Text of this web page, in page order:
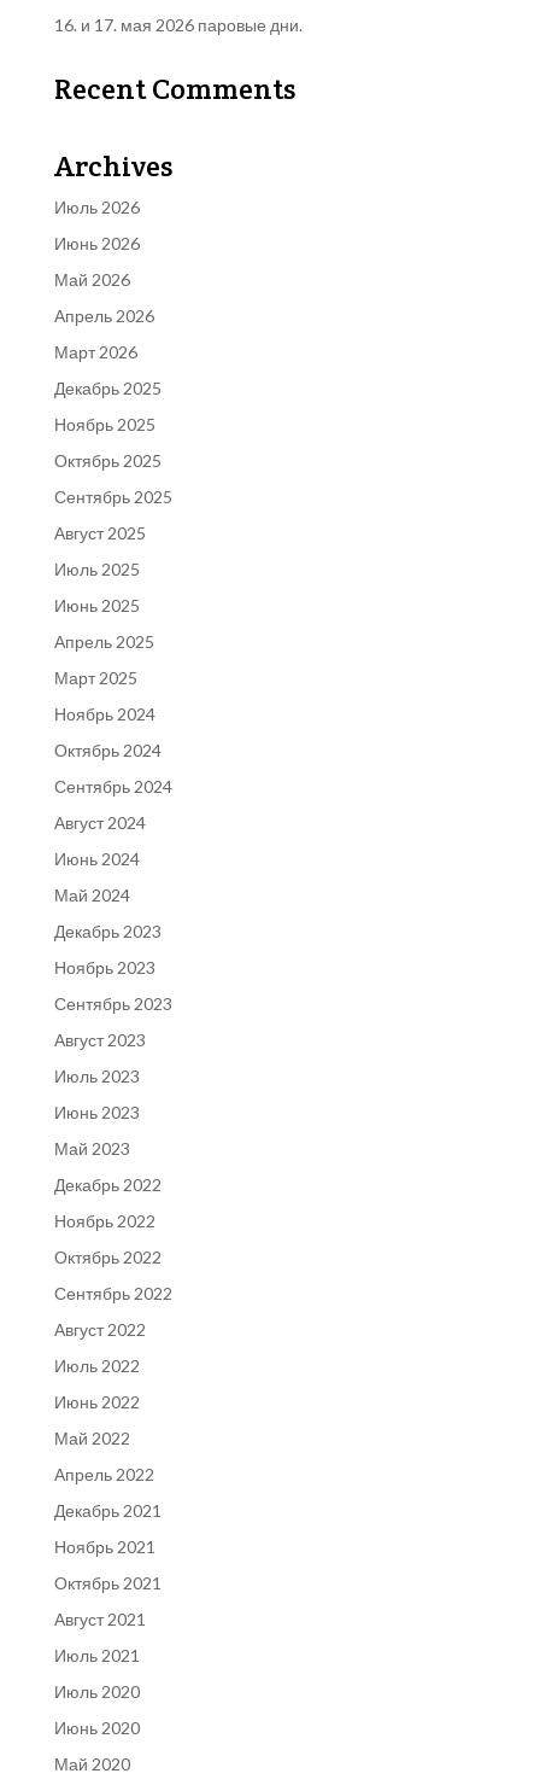
16. и 17. мая 2026 паровые дни.
Recent Comments
Archives
Июль 2026
Июнь 2026
Май 2026
Апрель 2026
Март 2026
Декабрь 2025
Ноябрь 2025
Октябрь 2025
Сентябрь 2025
Август 2025
Июль 2025
Июнь 2025
Апрель 2025
Март 2025
Ноябрь 2024
Октябрь 2024
Сентябрь 2024
Август 2024
Июнь 2024
Май 2024
Декабрь 2023
Ноябрь 2023
Сентябрь 2023
Август 2023
Июль 2023
Июнь 2023
Май 2023
Декабрь 2022
Ноябрь 2022
Октябрь 2022
Сентябрь 2022
Август 2022
Июль 2022
Июнь 2022
Май 2022
Апрель 2022
Декабрь 2021
Ноябрь 2021
Октябрь 2021
Август 2021
Июль 2021
Июль 2020
Июнь 2020
Май 2020